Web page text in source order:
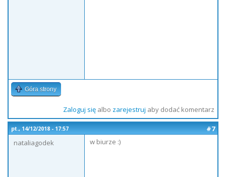
Góra strony
Zaloguj sięalbo zarejestruj aby dodać komentarz
pt., 14/12/2018 - 17:57
#7
nataliagodek
w biurze :)